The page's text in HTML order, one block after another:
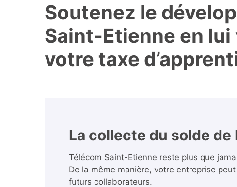
Soutenez le
Saint‑Etienne en
votre taxe
La collecte du solde de
Télécom Saint-Etienne reste plus que
De la même manière, votre entreprise
futurs collaborateurs.